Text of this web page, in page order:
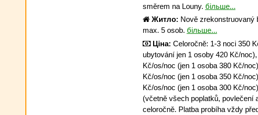
směrem na Louny. більше...
Житло: Nově zrekonstruovaný
max. 5 osob. більше...
Ціна: Celoročně: 1-3 noci 350
ubytování jen 1 osoby 420 Kč/
Kč/os/noc (jen 1 osoba 380 Kč/
Kč/os/noc (jen 1 osoba 350 Kč/
Kč/os/noc (jen 1 osoba 300 Kč/
(včetně všech poplatků, povlečení
celoročně. Platba probíha vždy